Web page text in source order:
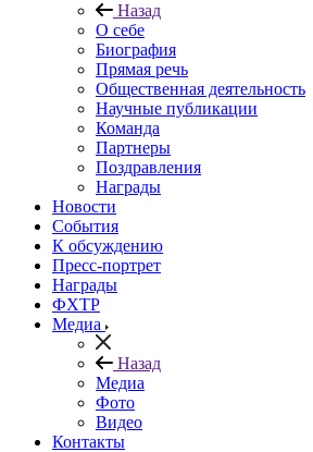
Назад
О себе
Биография
Прямая речь
Общественная деятельность
Научные публикации
Команда
Партнеры
Поздравления
Награды
Новости
События
К обсуждению
Пресс-портрет
Награды
ФХТР
Медиа
Назад
Медиа
Фото
Видео
Контакты